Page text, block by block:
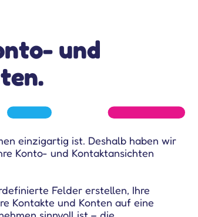
und
einzigartig ist. Deshalb haben wir
Konto- und Kontaktansichten
Felder erstellen, Ihre
Kontakte und Konten auf eine